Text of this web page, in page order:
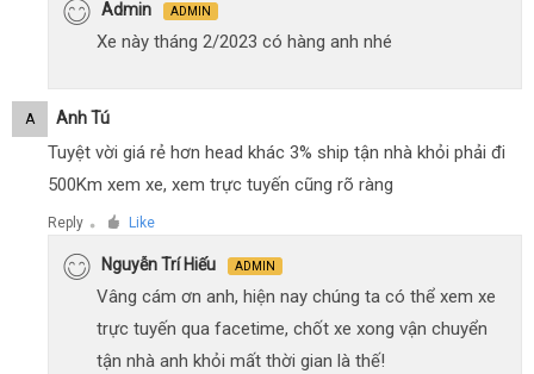
Admin ADMIN
Xe này tháng 2/2023 có hàng anh nhé
A Anh Tú
Tuyệt vời giá rẻ hơn head khác 3% ship tận nhà khỏi phải đi
500Km xem xe, xem trực tuyến cũng rõ ràng
Reply ● Like
Nguyễn Trí Hiếu ADMIN
Vâng cám ơn anh, hiện nay chúng ta có thể xem xe
trực tuyến qua facetime, chốt xe xong vận chuyển
tận nhà anh khỏi mất thời gian là thế!